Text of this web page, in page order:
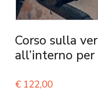
Corso sulla
all’interno
€ 122,00